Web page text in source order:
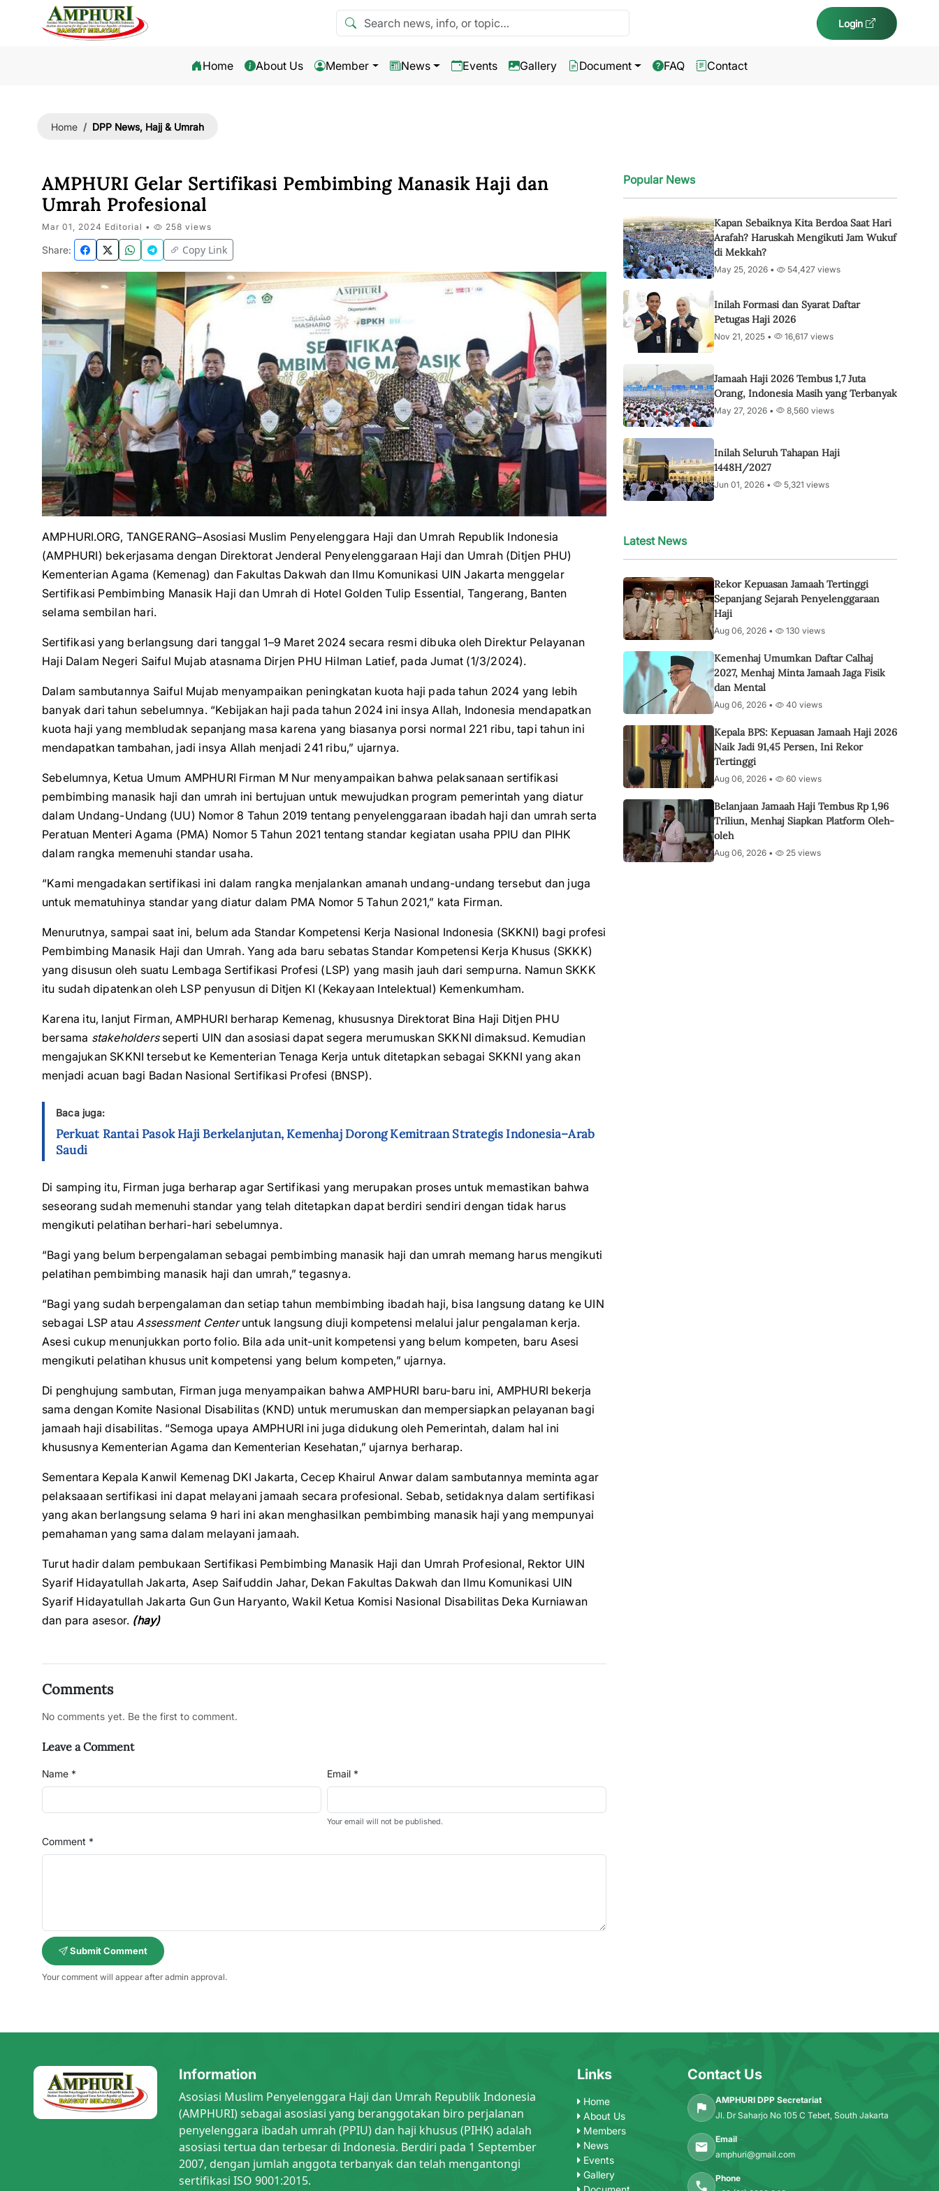
Search news Login
Home About Us Member News Events Gallery Document FAQ Contact
Home DPP News, Hajj & Umrah
AMPHURI Gelar Sertifikasi Pembimbing Manasik Haji dan
Umrah Profesional
Mar 01, 2024 Editorial • 258 views
Share: Copy Link
AMPHURI.ORG, TANGERANG–Asosiasi Muslim Penyelenggara Haji dan Umrah Republik Indonesia
(AMPHURI) bekerjasama dengan Direktorat Jenderal Penyelenggaraan Haji dan Umrah (Ditjen PHU)
Kementerian Agama (Kemenag) dan Fakultas Dakwah dan Ilmu Komunikasi UIN Jakarta menggelar
Sertifikasi Pembimbing Manasik Haji dan Umrah di Hotel Golden Tulip Essential, Tangerang, Banten
selama sembilan hari.
Sertifikasi yang berlangsung dari tanggal 1–9 Maret 2024 secara resmi dibuka oleh Direktur Pelayanan
Haji Dalam Negeri Saiful Mujab atasnama Dirjen PHU Hilman Latief, pada Jumat (1/3/2024).
Dalam sambutannya Saiful Mujab menyampaikan peningkatan kuota haji pada tahun 2024 yang lebih
banyak dari tahun sebelumnya. “Kebijakan haji pada tahun 2024 ini insya Allah, Indonesia mendapatkan
kuota haji yang membludak sepanjang masa karena yang biasanya porsi normal 221 ribu, tapi tahun ini
mendapatkan tambahan, jadi insya Allah menjadi 241 ribu,” ujarnya.
Sebelumnya, Ketua Umum AMPHURI Firman M Nur menyampaikan bahwa pelaksanaan sertifikasi
pembimbing manasik haji dan umrah ini bertujuan untuk mewujudkan program pemerintah yang diatur
dalam Undang-Undang (UU) Nomor 8 Tahun 2019 tentang penyelenggaraan ibadah haji dan umrah serta
Peratuan Menteri Agama (PMA) Nomor 5 Tahun 2021 tentang standar kegiatan usaha PPIU dan PIHK
dalam rangka memenuhi standar usaha.
“Kami mengadakan sertifikasi ini dalam rangka menjalankan amanah undang-undang tersebut dan juga
untuk mematuhinya standar yang diatur dalam PMA Nomor 5 Tahun 2021,” kata Firman.
Menurutnya, sampai saat ini, belum ada Standar Kompetensi Kerja Nasional Indonesia (SKKNI) bagi profesi
Pembimbing Manasik Haji dan Umrah. Yang ada baru sebatas Standar Kompetensi Kerja Khusus (SKKK)
yang disusun oleh suatu Lembaga Sertifikasi Profesi (LSP) yang masih jauh dari sempurna. Namun SKKK
itu sudah dipatenkan oleh LSP penyusun di Ditjen KI (Kekayaan Intelektual) Kemenkumham.
Karena itu, lanjut Firman, AMPHURI berharap Kemenag, khususnya Direktorat Bina Haji Ditjen PHU
bersama stakeholdersseperti UIN dan asosiasi dapat segera merumuskan SKKNI dimaksud. Kemudian
mengajukan SKKNI tersebut ke Kementerian Tenaga Kerja untuk ditetapkan sebagai SKKNI yang akan
menjadi acuan bagi Badan Nasional Sertifikasi Profesi (BNSP).
Baca juga:
Perkuat Rantai Pasok Haji Berkelanjutan, Kemenhaj Dorong Kemitraan Strategis Indonesia–Arab
Saudi
Di samping itu, Firman juga berharap agar Sertifikasi yang merupakan proses untuk memastikan bahwa
seseorang sudah memenuhi standar yang telah ditetapkan dapat berdiri sendiri dengan tidak harus
mengikuti pelatihan berhari-hari sebelumnya.
“Bagi yang belum berpengalaman sebagai pembimbing manasik haji dan umrah memang harus mengikuti
pelatihan pembimbing manasik haji dan umrah,” tegasnya.
“Bagi yang sudah berpengalaman dan setiap tahun membimbing ibadah haji, bisa langsung datang ke UIN
sebagai LSP atauAssessment Centeruntuk langsung diuji kompetensi melalui jalur pengalaman kerja.
Asesi cukup menunjukkan porto folio. Bila ada unit-unit kompetensi yang belum kompeten, baru Asesi
mengikuti pelatihan khusus unit kompetensi yang belum kompeten,” ujarnya.
Di penghujung sambutan, Firman juga menyampaikan bahwa AMPHURI baru-baru ini, AMPHURI bekerja
sama dengan Komite Nasional Disabilitas (KND) untuk merumuskan dan mempersiapkan pelayanan bagi
jamaah haji disabilitas. “Semoga upaya AMPHURI ini juga didukung oleh Pemerintah, dalam hal ini
khususnya Kementerian Agama dan Kementerian Kesehatan,” ujarnya berharap.
Sementara Kepala Kanwil Kemenag DKI Jakarta, Cecep Khairul Anwar dalam sambutannya meminta agar
pelaksaaan sertifikasi ini dapat melayani jamaah secara profesional. Sebab, setidaknya dalam sertifikasi
yang akan berlangsung selama 9 hari ini akan menghasilkan pembimbing manasik haji yang mempunyai
pemahaman yang sama dalam melayani jamaah.
Turut hadir dalam pembukaan Sertifikasi Pembimbing Manasik Haji dan Umrah Profesional, Rektor UIN
Syarif Hidayatullah Jakarta, Asep Saifuddin Jahar, Dekan Fakultas Dakwah dan Ilmu Komunikasi UIN
Syarif Hidayatullah Jakarta Gun Gun Haryanto, Wakil Ketua Komisi Nasional Disabilitas Deka Kurniawan
dan para asesor. (hay)
Comments
No comments yet. Be the first to comment.
Leave a Comment
Name * Email *
Your email will not be published.
Comment *
Submit Comment
Your comment will appear after admin approval.
Popular News
Kapan Sebaiknya Kita Berdoa Saat Hari
Arafah? Haruskah Mengikuti Jam Wukuf
di Mekkah?
May 25, 2026 • 54,427 views
Inilah Formasi dan Syarat Daftar
Petugas Haji 2026
Nov 21, 2025 • 16,617 views
Jamaah Haji 2026 Tembus 1,7 Juta
Orang, Indonesia Masih yang Terbanyak
May 27, 2026 • 8,560 views
Inilah Seluruh Tahapan Haji
1448H/2027
Jun 01, 2026 • 5,321 views
Latest News
Rekor Kepuasan Jamaah Tertinggi
Sepanjang Sejarah Penyelenggaraan
Haji
Aug 06, 2026 • 130 views
Kemenhaj Umumkan Daftar Calhaj
2027, Menhaj Minta Jamaah Jaga Fisik
dan Mental
Aug 06, 2026 • 40 views
Kepala BPS: Kepuasan Jamaah Haji 2026
Naik Jadi 91,45 Persen, Ini Rekor
Tertinggi
Aug 06, 2026 • 60 views
Belanjaan Jamaah Haji Tembus Rp 1,96
Triliun, Menhaj Siapkan Platform Oleh-
oleh
Aug 06, 2026 • 25 views
Information
Asosiasi Muslim Penyelenggara Haji dan Umrah Republik Indonesia
(AMPHURI) sebagai asosiasi yang beranggotakan biro perjalanan
penyelenggara ibadah umrah (PPIU) dan haji khusus (PIHK) adalah
asosiasi tertua dan terbesar di Indonesia. Berdiri pada 1 September
2007, dengan jumlah anggota terbanyak dan telah mengantongi
sertifikasi ISO 9001:2015.
Links
Home
About Us
Members
News
Events
Gallery
Contact Us
AMPHURI DPP Secretariat
Jl. Dr Saharjo No 105 C Tebet, South Jakarta
Email
amphuri@gmail.com
Phone